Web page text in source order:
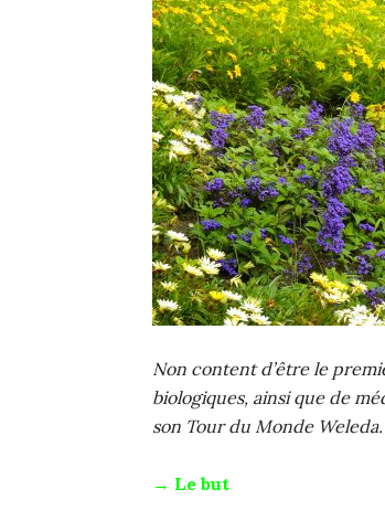
Non content d’être le
biologiques, ainsi que de
son Tour du Monde Weleda.
→ Le but